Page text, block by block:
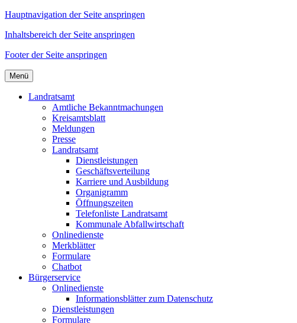
Hauptnavigation der Seite anspringen
Inhaltsbereich der Seite anspringen
Footer der Seite anspringen
Menü
Landratsamt
Amtliche Bekanntmachungen
Kreisamtsblatt
Meldungen
Presse
Landratsamt
Dienstleistungen
Geschäftsverteilung
Karriere und Ausbildung
Organigramm
Öffnungszeiten
Telefonliste Landratsamt
Kommunale Abfallwirtschaft
Onlinedienste
Merkblätter
Formulare
Chatbot
Bürgerservice
Onlinedienste
Informationsblätter zum Datenschutz
Dienstleistungen
Formulare